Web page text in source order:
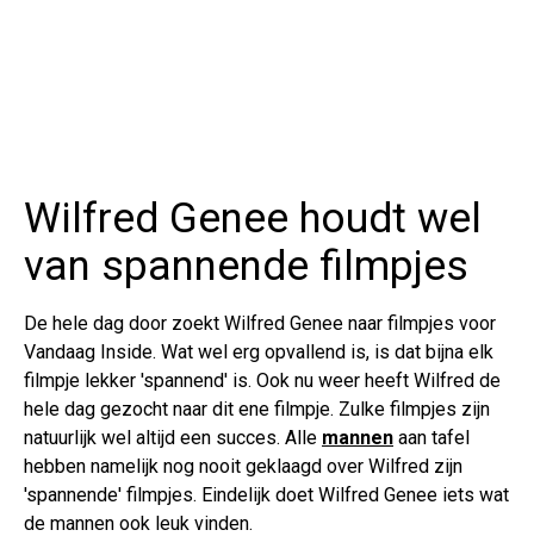
Wilfred Genee houdt wel
van spannende filmpjes
De hele dag door zoekt Wilfred Genee naar filmpjes voor
Vandaag Inside. Wat wel erg opvallend is, is dat bijna elk
filmpje lekker 'spannend' is. Ook nu weer heeft Wilfred de
hele dag gezocht naar dit ene filmpje. Zulke filmpjes zijn
natuurlijk wel altijd een succes. Alle mannen aan tafel
hebben namelijk nog nooit geklaagd over Wilfred zijn
'spannende' filmpjes. Eindelijk doet Wilfred Genee iets wat
de mannen ook leuk vinden.